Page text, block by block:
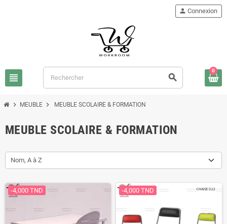
view_headline search
person Connexion
0
chevron_right MEUBLE chevron_right MEUBLE SCOLAIRE & FORMATION
MEUBLE SCOLAIRE & FORMATION
Nom, A à Z
-4,000 TND -4,000 TND